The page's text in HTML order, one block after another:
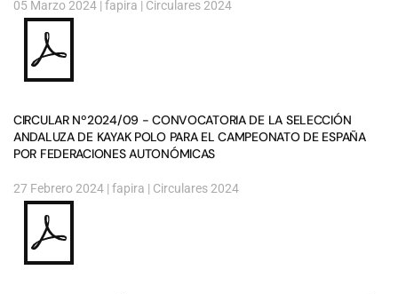
05 Marzo 2024 | fapira | Circulares 2024
CIRCULAR Nº2024/09 - CONVOCATORIA DE LA SELECCIÓN
ANDALUZA DE KAYAK POLO PARA EL CAMPEONATO DE ESPAÑA
POR FEDERACIONES AUTONÓMICAS
27 Febrero 2024 | fapira | Circulares 2024